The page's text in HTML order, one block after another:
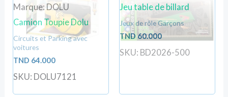
Marque: DOLU
Camion Toupie Dolu
Circuits et Parking avec
voitures
TND 64.000
SKU: DOLU7121
Jeu table de billard
Jeux de rôle Garçons
TND60.000
SKU: BD2026-500